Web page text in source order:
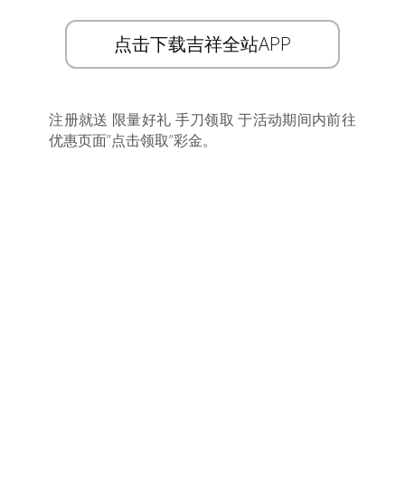
点击下载吉祥全站APP
注册就送 限量好礼 手刀领取 于活动期间内前往
优惠页面”点击领取”彩金。